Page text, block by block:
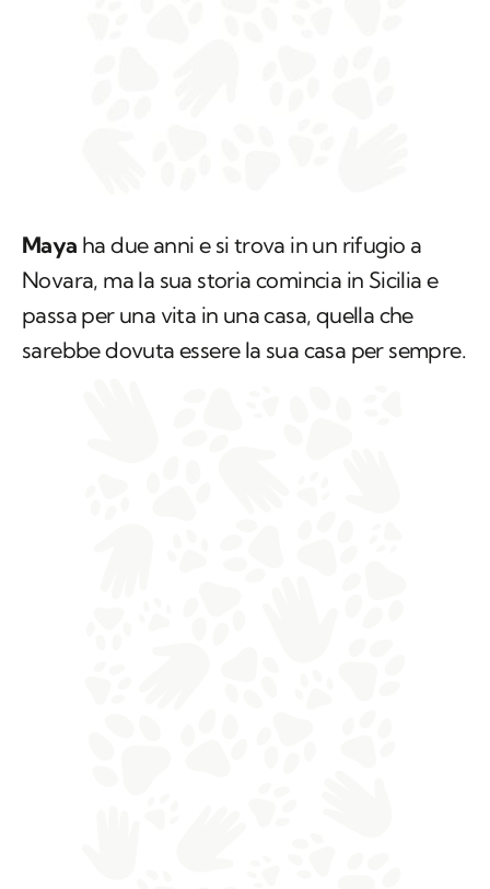
Maya ha due anni e si trova in un rifugio a
Novara, ma la sua storia comincia in Sicilia e
passa per una vita in una casa, quella che
sarebbe dovuta essere la sua casa per sempre.